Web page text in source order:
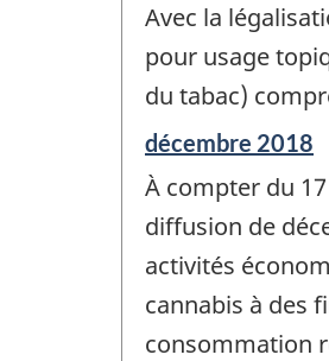
référence
de
changement
-
Avec la
pour usage
du tabac)
Période
de
référence
de
-
décembre 2018
À compter du
diffusion de
activités
cannabis à des
consommation